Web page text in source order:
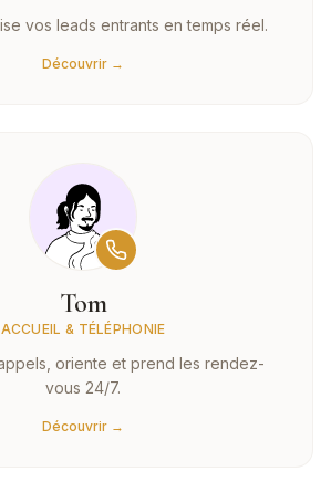
vos leads entrants en temps réel.
Découvrir →
Tom
ACCUEIL & TÉLÉPHONIE
oriente et prend les rendez-
vous 24/7.
Découvrir →